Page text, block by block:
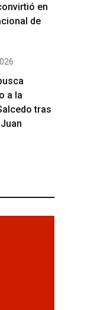
en
de
a la
tras